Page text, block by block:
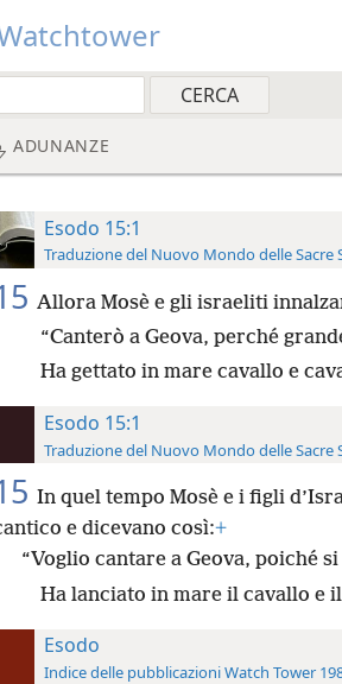
ADUNANZE
Esodo 15:1
Traduzione del Nuovo Mondo delle Sacre
Allora Mosè e gli israeliti
“Canterò a Geova, perché
Ha gettato in mare cavallo e
Esodo 15:1
Traduzione del Nuovo Mondo delle
In quel tempo Mosè e i figli
e dicevano così:+
“Voglio cantare a Geova, poiché
Ha lanciato in mare il cavallo e
Esodo
Indice delle pubblicazioni Watch Tower